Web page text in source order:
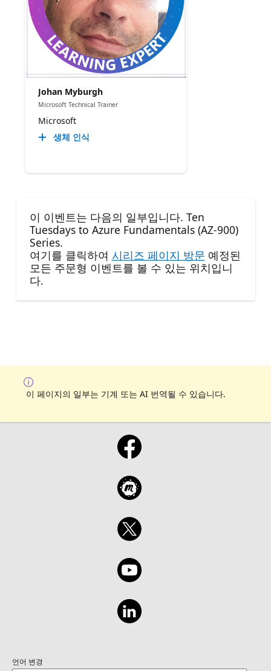
Johan Myburgh
Microsoft Technical Trainer
Microsoft
생체 인식
이 이벤트는 다음의 일부입니다. Ten
Tuesdays to Azure Fundamentals (AZ-900)
Series.
여기를 클릭하여 시리즈 페이지 방문 예정된
모든 주문형 이벤트를 볼 수 있는 위치입니
다.
이 페이지의 일부는 기계 또는 AI 번역될 수 있습니다.
언어 변경